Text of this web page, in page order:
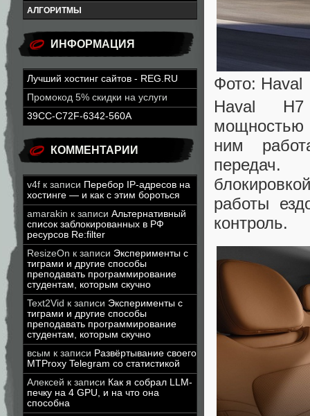
АЛГОРИТМЫ
ИНФОРМАЦИЯ
Лучший хостинг сайтов - REG.RU
Промокод 5% скидки на услуги
39CC-C72F-6342-560A
КОММЕНТАРИИ
v4f к записи Перебор IP-адресов на
хостинге — и как с этим бороться
amarakin к записи Альтернативный
список заблокированных в РФ
ресурсов Re:filter
ResizeOn к записи Эксперименты с
тиграми и другие способы
преподавать программирование
студентам, которым скучно
Text2Vid к записи Эксперименты с
тиграми и другие способы
преподавать программирование
студентам, которым скучно
всым к записи Развёртывание своего
MTProxy Telegram со статистикой
Алексей к записи Как я собрал LLM-
печку на 4 GPU, и на что она
способна
Фото: Haval
Haval H7
мощностью
ним
передач.
работы
контроль.